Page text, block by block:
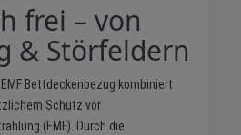
frei – von
& Störfeldern
Bettdeckenbezug kombiniert
Schutz vor
(EMF). Durch die